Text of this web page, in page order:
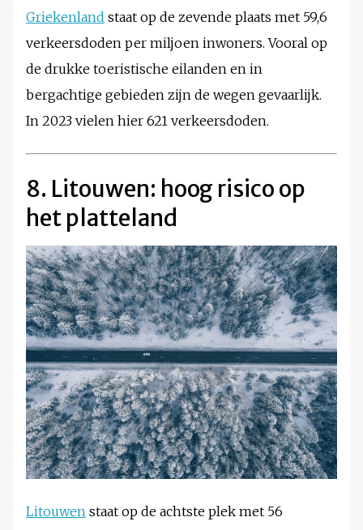
Griekenland staat op de zevende plaats met 59,6
verkeersdoden per miljoen inwoners. Vooral op
de drukke toeristische eilanden en in
bergachtige gebieden zijn de wegen gevaarlijk.
In 2023 vielen hier 621 verkeersdoden.
8. Litouwen: hoog risico op
het platteland
Litouwen staat op de achtste plek met 56